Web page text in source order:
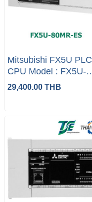
Mitsubishi FX5U PLC
CPU Model : FX5U-
80MR-ES
29,400.00 THB